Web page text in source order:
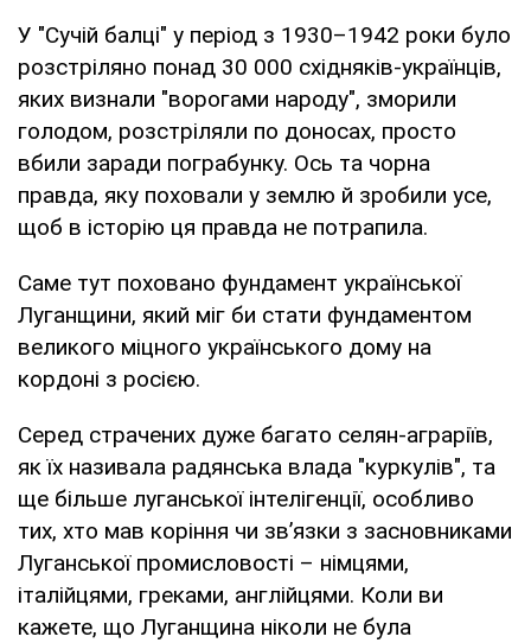
У "Сучій балці" у період з 1930–1942 роки було
розстріляно понад 30 000 східняків-українців,
яких визнали "ворогами народу", зморили
голодом, розстріляли по доносах, просто
вбили заради пограбунку. Ось та чорна
правда, яку поховали у землю й зробили усе,
щоб в історію ця правда не потрапила.
Саме тут поховано фундамент української
Луганщини, який міг би стати фундаментом
великого міцного українського дому на
кордоні з росією.
Серед страчених дуже багато селян-аграріїв,
як їх називала радянська влада "куркулів", та
ще більше луганської інтелігенції, особливо
тих, хто мав коріння чи зв’язки з засновниками
Луганської промисловості – німцями,
італійцями, греками, англійцями. Коли ви
кажете, що Луганщина ніколи не була